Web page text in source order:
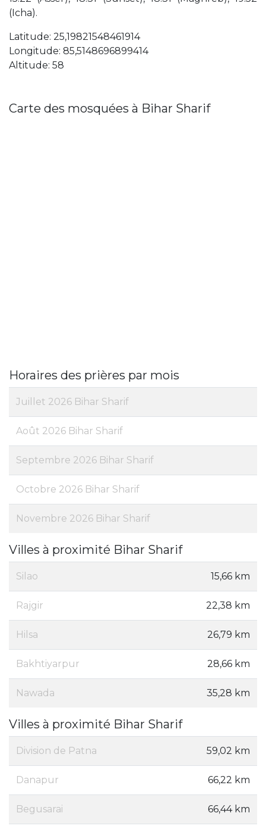
(Icha).
Latitude: 25,19821548461914
Longitude: 85,5148696899414
Altitude: 58
Carte des mosquées à Bihar Sharif
Horaires des prières par mois
Juillet 2026 Bihar Sharif
Août 2026 Bihar Sharif
Septembre 2026 Bihar Sharif
Octobre 2026 Bihar Sharif
Novembre 2026 Bihar Sharif
Villes à proximité Bihar Sharif
Silao 15,66 km
Rajgir 22,38 km
Hilsa 26,79 km
Bakhtiyarpur 28,66 km
Nawada 35,28 km
Villes à proximité Bihar Sharif
Division de Patna 59,02 km
Danapur 66,22 km
Begusarai 66,44 km